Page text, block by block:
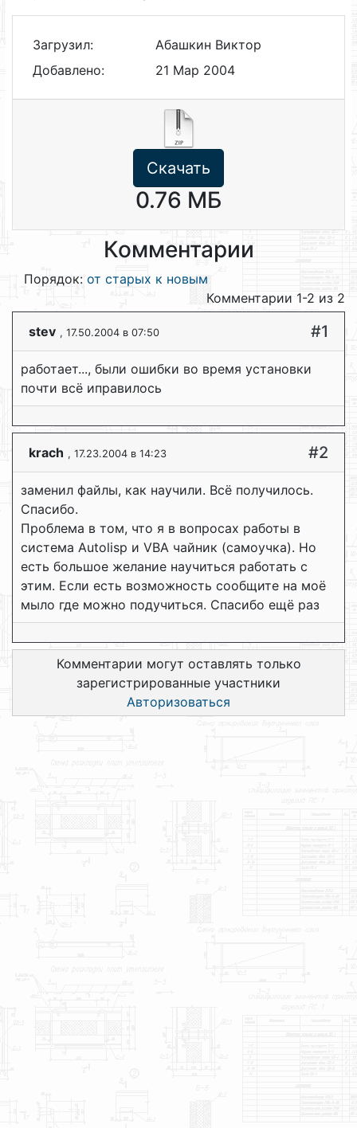
Загрузил:
Абашкин Виктор
Добавлено:
21 Мар 2004
Скачать
0.76 МБ
Комментарии
Порядок: от старых к новым
Комментарии 1-2 из 2
stev , 17.50.2004 в 07:50 #1
работает..., были ошибки во время установки
почти всё иправилось
krach , 17.23.2004 в 14:23 #2
заменил файлы, как научили. Всё получилось.
Спасибо.
Проблема в том, что я в вопросах работы в
система Autolisp и VBA чайник (самоучка). Но
есть большое желание научиться работать с
этим. Если есть возможность сообщите на моё
мыло где можно подучиться. Спасибо ещё раз
Комментарии могут оставлять только
зарегистрированные участники
Авторизоваться